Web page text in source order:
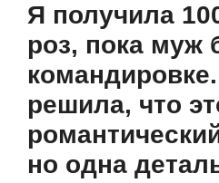
Я получила
роз, пока муж
решила, что
но одна